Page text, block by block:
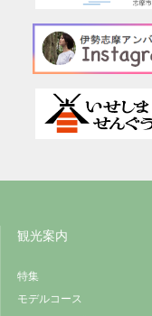
観光案内
特集
モデルコース